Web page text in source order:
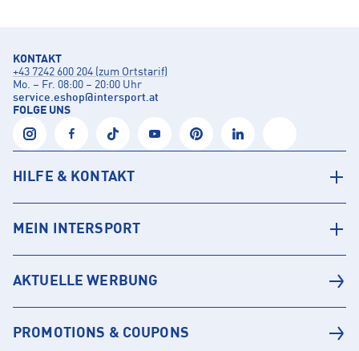
KONTAKT
+43 7242 600 204 (zum Ortstarif)
Mo. – Fr. 08:00 – 20:00 Uhr
service.eshop@intersport.at
FOLGE UNS
HILFE & KONTAKT
MEIN INTERSPORT
AKTUELLE WERBUNG
PROMOTIONS & COUPONS